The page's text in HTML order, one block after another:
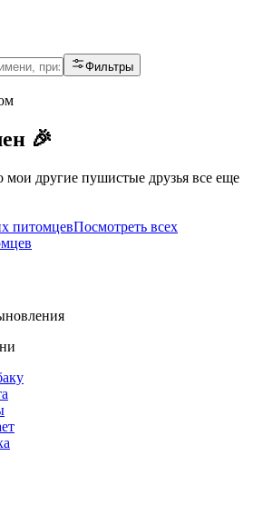
Фильтры
🎉
другие пушистые друзья все еще
питомцевПосмотреть всех